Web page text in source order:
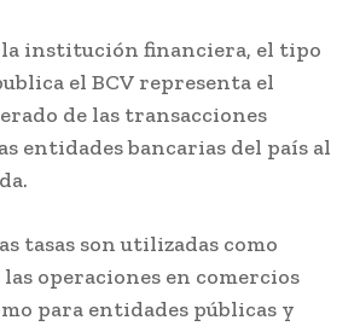
la institución financiera, el tipo
el BCV representa el
de las transacciones
entidades bancarias del país al
tasas son utilizadas como
operaciones en comercios
para entidades públicas y